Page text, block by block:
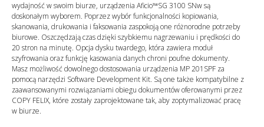
wydajność w swoim biurze, urządzenia Aficio™SG 3100 SNw są
doskonałym wyborem. Poprzez wybór funkcjonalności kopiowania,
skanowania, drukowania i faksowania zaspokoją one różnorodne potrzeby
biurowe. Oszczędzają czas dzięki szybkiemu nagrzewaniu i prędkości do
20 stron na minutę. Opcja dysku twardego, która zawiera moduł
szyfrowania oraz funkcję kasowania danych chroni poufne dokumenty.
Masz możliwość dowolnego dostosowania urządzenia MP 201SPF za
pomocą narzędzi Software Development Kit. Są one także kompatybilne z
zaawansowanymi rozwiązaniami obiegu dokumentów oferowanymi przez
COPY FELIX, które zostały zaprojektowane tak, aby zoptymalizować pracę
w biurze.